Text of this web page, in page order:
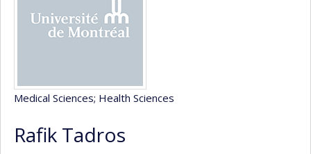
Medical Sciences; Health Sciences
Rafik Tadros